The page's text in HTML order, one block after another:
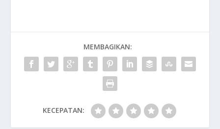
MEMBAGIKAN:
KECEPATAN: